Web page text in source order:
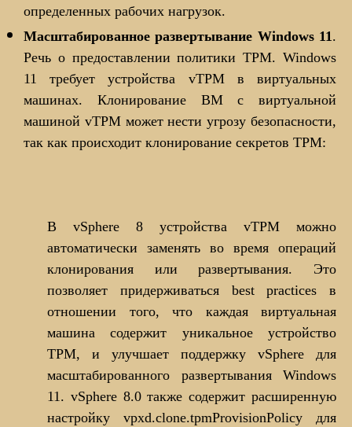
определенных рабочих нагрузок.
Масштабированное развертывание Windows 11.
Речь о предоставлении политики TPM. Windows
11 требует устройства vTPM в виртуальных
машинах. Клонирование ВМ с виртуальной
машиной vTPM может нести угрозу безопасности,
так как происходит клонирование секретов TPM:
В vSphere 8 устройства vTPM можно
автоматически заменять во время операций
клонирования или развертывания. Это
позволяет придерживаться best practices в
отношении того, что каждая виртуальная
машина содержит уникальное устройство
TPM, и улучшает поддержку vSphere для
масштабированного развертывания Windows
11. vSphere 8.0 также содержит расширенную
настройку vpxd.clone.tpmProvisionPolicy для